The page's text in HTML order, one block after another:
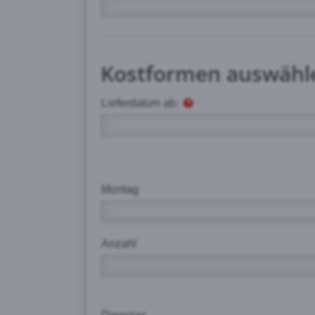
Kostformen
Lieferdatum ab:
Montag
Anzahl